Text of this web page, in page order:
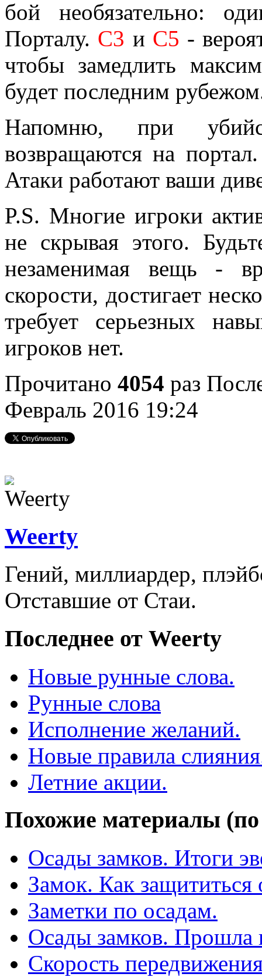
бой необязательно:
Порталу. С3 и С5 -
чтобы замедлить
будет последним
Напомню, при
возвращаются на
Атаки работают ваши
P.S. Многие игроки
не скрывая этого.
незаменимая вещь -
скорости, достигает
требует серьезных
игроков нет.
Прочитано 4054 раз
Февраль 2016 19:24
Weerty
Гений, миллиардер,
Отставшие от Стаи.
Последнее от Weerty
Новые рунные слова.
Рунные слова
Исполнение желаний.
Новые правила
Летние акции.
Похожие материалы (по
Осады замков. Итоги
Замок. Как защититься
Заметки по осадам.
Осады замков. Прошла
Скорость